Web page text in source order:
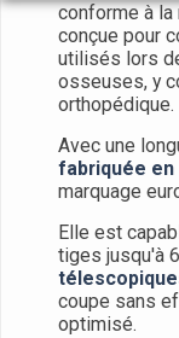
conforme à
conçue pour
utilisés lors
osseuses, y
orthopédique.
Avec une
fabriquée en
marquage
Elle est
tiges jusqu'à
coupe sans
optimisé.